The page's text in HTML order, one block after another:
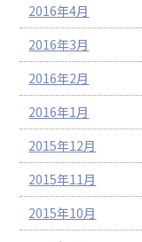
2016年4月
2016年3月
2016年2月
2016年1月
2015年12月
2015年11月
2015年10月